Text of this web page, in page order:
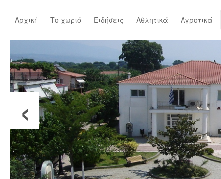
Αρχική Το χωριό Ειδήσεις Αθλητικά Αγροτικά
‹